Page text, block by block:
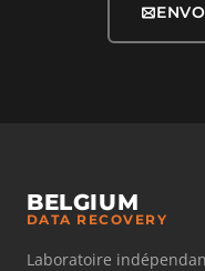
BELGIUM
DATA RECOVERY
Laboratoire